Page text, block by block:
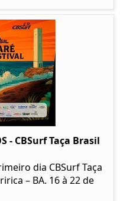
- CBSurf Taça Brasil
dia CBSurf Taça
– BA. 16 à 22 de